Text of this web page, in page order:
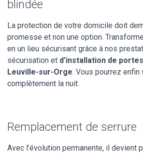
blindée
La protection de votre domicile doit
promesse et non une option.
en un lieu sécurisant grâce à nos
sécurisation et d’installation de
Leuville-sur-Orge. Vous pourrez enfin
complètement la nuit.
Remplacement de serrure
Avec l’évolution permanente, il devient